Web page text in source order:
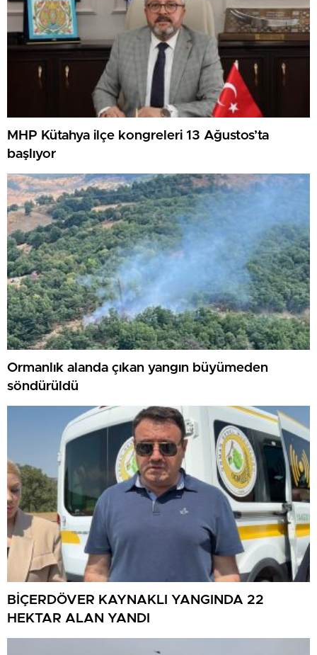
MHP Kütahya ilçe kongreleri 13 Ağustos’ta
başlıyor
Ormanlık alanda çıkan yangın büyümeden
söndürüldü
BİÇERDÖVER KAYNAKLI YANGINDA 22
HEKTAR ALAN YANDI